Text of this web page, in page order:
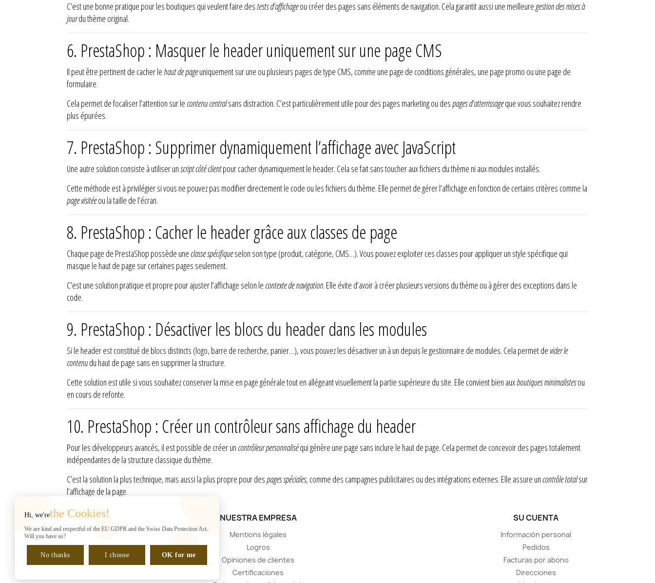
C’est une bonne pratique pour les boutiques qui veulent faire destests d’affichageou créer des pages sans éléments de navigation. Cela garantit aussi une meilleuregestion des mises à
jourdu thème original.
6. PrestaShop : Masquer le header uniquement sur une page CMS
Il peut être pertinent de cacher lehaut de pageuniquement sur une ou plusieurs pages de type CMS, comme une page de conditions générales, une page promo ou une page de
formulaire.
Cela permet de focaliser l’attention sur le contenu centralsans distraction. C’est particulièrement utile pour des pages marketing ou despages d’atterrissageque vous souhaitez rendre
plus épurées.
7. PrestaShop : Supprimer dynamiquement l’affichage avec JavaScript
Une autre solution consiste à utiliser unscript côté clientpour cacher dynamiquement le header. Cela se fait sans toucher aux fichiers du thème ni aux modules installés.
Cette méthode est à privilégier si vous ne pouvez pas modifier directement le code ou les fichiers du thème. Elle permet de gérer l’affichage en fonction de certains critères comme la
page visitéeou la taille de l’écran.
8. PrestaShop : Cacher le header grâce aux classes de page
Chaque page de PrestaShop possède une classe spécifiqueselon son type (produit, catégorie, CMS…). Vous pouvez exploiter ces classes pour appliquer un style spécifique qui
masque le haut de page sur certaines pages seulement.
C’est une solution pratique et propre pour ajuster l’affichage selon le contexte de navigation. Elle évite d’avoir à créer plusieurs versions du thème ou à gérer des exceptions dans le
code.
9. PrestaShop : Désactiver les blocs du header dans les modules
Si le header est constitué de blocs distincts (logo, barre de recherche, panier…), vous pouvez les désactiver un à un depuis le gestionnaire de modules. Cela permet de vider le
contenudu haut de page sans en supprimer la structure.
Cette solution est utile si vous souhaitez conserver la mise en page générale tout en allégeant visuellement la partie supérieure du site. Elle convient bien auxboutiques minimalistesou
en cours de refonte.
10. PrestaShop : Créer un contrôleur sans affichage du header
Pour les développeurs avancés, il est possible de créer un contrôleur personnaliséqui génère une page sans inclure le haut de page. Cela permet de concevoir des pages totalement
indépendantes de la structure classique du thème.
C’est la solution la plus technique, mais aussi la plus propre pour despages spéciales, comme des campagnes publicitaires ou des intégrations externes. Elle assure un contrôle totalsur
l’affichage de la page.
INFORMACIÓN DE LA TIENDA
Web2007
(sur RDV UNIQUEMENT)
1201 Genève
Suiza
NUESTRA EMPRESA
Mentions légales
Logros
Opiniones de clientes
Certificaciones
SU CUENTA
Información personal
Pedidos
Facturas por abono
Direcciones
Hi, we'rethe Cookies!
We are kind and respectful of the EU GDPR and the Swiss Data Protection Act.
Will you have us?
No thanks I choose OK for me